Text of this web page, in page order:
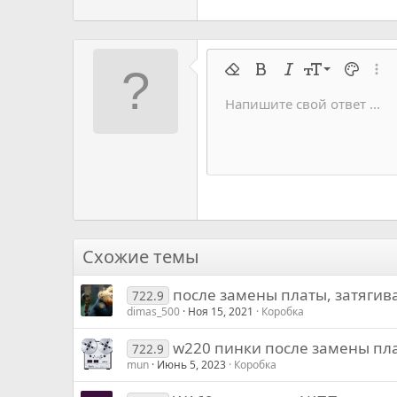
Удалить форматирование
ЖирныйКурсивРазмер шрифта
9
10
18
Цвет
Семейство шрифтов
Arial
Times New Roman
Verdana
Перечёркнутый
Подчеркивание
Код в строку
Вставить горизонтальную
Спойлер
Код Запрет
Напишите свой ответ ...
Схожие темы
722.9 после замены платы,
dimas_500 Ноя 15, 2021 Коробка
722.9 w220 пинки после замены
mun Июнь 5, 2023 Коробка